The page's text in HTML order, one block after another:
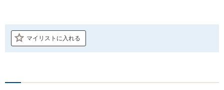
マイリストに入れる